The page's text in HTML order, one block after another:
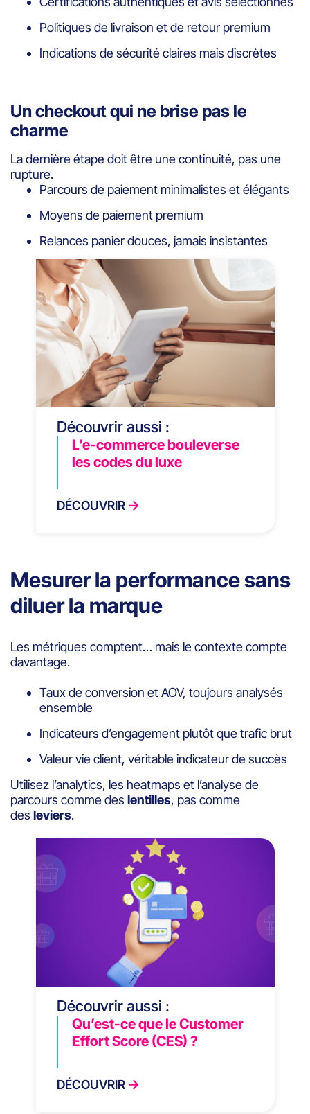
Politiques de livraison et de retour premium
Indications de sécurité claires mais discrètes
Un checkout qui ne brise pas le
charme
La dernière étape doit être une continuité, pas une
rupture.
Parcours de paiement minimalistes et élégants
Moyens de paiement premium
Relances panier douces, jamais insistantes
Découvrir aussi :
L’e-commerce bouleverse
les codes du luxe
DÉCOUVRIR
Mesurer la performance sans
diluer la marque
Les métriques comptent… mais le contexte compte
davantage.
Taux de conversion et AOV, toujours analysés
ensemble
Indicateurs d’engagement plutôt que trafic brut
Valeur vie client, véritable indicateur de succès
Utilisez l’analytics, les heatmaps et l’analyse de
parcours comme des lentilles, pas comme
des leviers.
Découvrir aussi :
Qu’est-ce que le Customer
Effort Score (CES) ?
DÉCOUVRIR